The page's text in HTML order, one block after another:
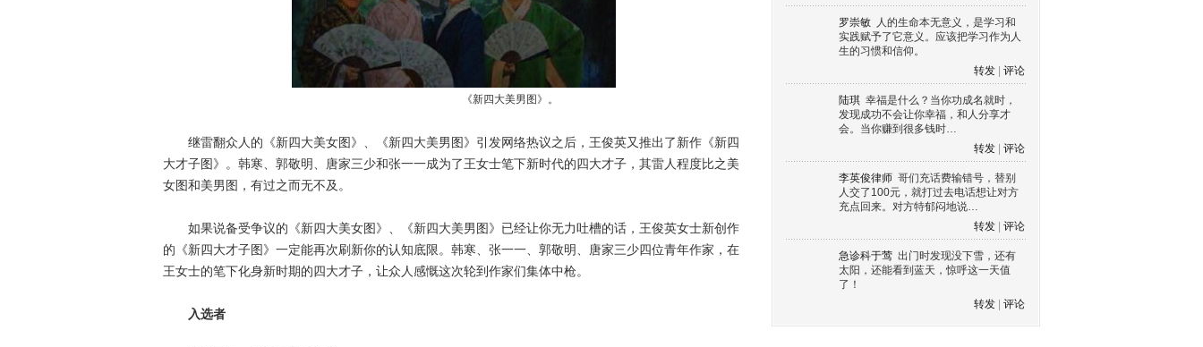
《新四大美男图》。
继雷翻众人的《新四大美女图》、《新四大美男图》引发网络热议之后，王俊英又推出了新作《新四
大才子图》。韩寒、郭敬明、唐家三少和张一一成为了王女士笔下新时代的四大才子，其雷人程度比之美
女图和美男图，有过之而无不及。
如果说备受争议的《新四大美女图》、《新四大美男图》已经让你无力吐槽的话，王俊英女士新创作
的《新四大才子图》一定能再次刷新你的认知底限。韩寒、张一一、郭敬明、唐家三少四位青年作家，在
王女士的笔下化身新时期的四大才子，让众人感慨这次轮到作家们集体中枪。
入选者
罗崇敏 人的生命本无意义，是学习和
实践赋予了它意义。应该把学习作为人
生的习惯和信仰。
转发
评论
陆琪 幸福是什么？当你功成名就时，
发现成功不会让你幸福，和人分享才
会。当你赚到很多钱时…
转发
评论
李英俊律师 哥们充话费输错号，替别
人交了100元，就打过去电话想让对方
充点回来。对方特郁闷地说…
转发
评论
急诊科于莺 出门时发现没下雪，还有
太阳，还能看到蓝天，惊呼这一天值
了！
转发
评论